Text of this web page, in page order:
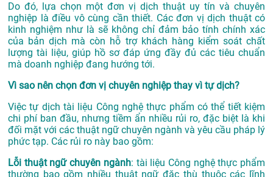
Do đó, lựa chọn một đơn vị dịch thuật uy tín và chuyên
nghiệp là điều vô cùng cần thiết. Các đơn vị dịch thuật có
kinh nghiệm như là sẽ không chỉ đảm bảo tính chính xác
của bản dịch mà còn hỗ trợ khách hàng kiểm soát chất
lượng tài liệu, giúp hồ sơ đáp ứng đầy đủ các tiêu chuẩn
mà doanh nghiệp đang hướng tới.
Vì sao nên chọn đơn vị chuyên nghiệp thay vì tự dịch?
Việc tự dịch tài liệu Công nghệ thực phẩm có thể tiết kiệm
chi phí ban đầu, nhưng tiềm ẩn nhiều rủi ro, đặc biệt là khi
đối mặt với các thuật ngữ chuyên ngành và yêu cầu pháp lý
phức tạp. Các rủi ro này bao gồm:
Lỗi thuật ngữ chuyên ngành: tài liệu Công nghệ thực phẩm
thường bao gồm nhiều thuật ngữ đặc thù thuộc các lĩnh